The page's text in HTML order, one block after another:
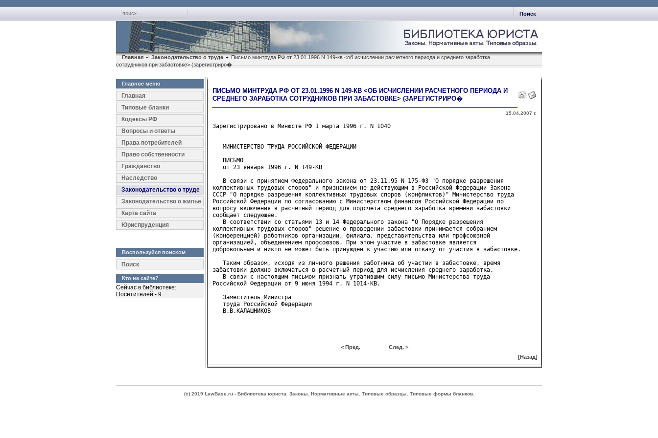
Поиск
Главная Законодательство о труде
Письмо минтруда РФ от 23.01.1996 N 149-кв <об исчислении расчетного периода и среднего заработка
сотрудников при забастовке> (зарегистриро�
Главное меню
Главная
Типовые бланки
Кодексы РФ
Вопросы и ответы
Права потребителей
Право собственности
Гражданство
Наследство
Законодательство о труде
Законодательство о жилье
Карта сайта
Юриспруденция
Воспользуйся поиском
Поиск
Кто на сайте?
Сейчас в библиотеке:
Посетителей - 9
ПИСЬМО МИНТРУДА РФ ОТ 23.01.1996 N 149-КВ <ОБ ИСЧИСЛЕНИИ РАСЧЕТНОГО ПЕРИОДА И
СРЕДНЕГО ЗАРАБОТКА СОТРУДНИКОВ ПРИ ЗАБАСТОВКЕ> (ЗАРЕГИСТРИРО�
15.04.2007 г.
Зарегистрировано в Минюсте РФ 1 марта 1996 г. N 1040
МИНИСТЕРСТВО ТРУДА РОССИЙСКОЙ ФЕДЕРАЦИИ
ПИСЬМО
от 23 января 1996 г. N 149-КВ
В связи с принятием Федерального закона от 23.11.95 N 175-ФЗ "О порядке разрешения
коллективных трудовых споров" и признанием не действующим в Российской Федерации Закона
СССР "О порядке разрешения коллективных трудовых споров (конфликтов)" Министерство труда
Российской Федерации по согласованию с Министерством финансов Российской Федерации по
вопросу включения в расчетный период для подсчета среднего заработка времени забастовки
сообщает следующее.
В соответствии со статьями 13 и 14 Федерального закона "О Порядке разрешения
коллективных трудовых споров" решение о проведении забастовки принимается собранием
(конференцией) работников организации, филиала, представительства или профсоюзной
организацией, объединением профсоюзов. При этом участие в забастовке является
добровольным и никто не может быть принужден к участию или отказу от участия в забастовке.
Таким образом, исходя из личного решения работника об участии в забастовке, время
забастовки должно включаться в расчетный период для исчисления среднего заработка.
В связи с настоящим письмом признать утратившим силу письмо Министерства труда
Российской Федерации от 9 июня 1994 г. N 1014-КВ.
Заместитель Министра
труда Российской Федерации
< Пред.
След. >
[Назад]
(c) 2019 LawBase.ru - Библиотека юриста. Законы. Нормативные акты. Типовые образцы. Типовые формы бланков.